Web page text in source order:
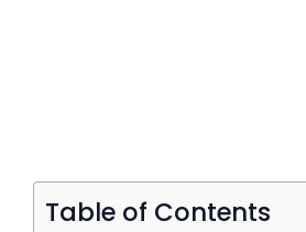
Table of Contents